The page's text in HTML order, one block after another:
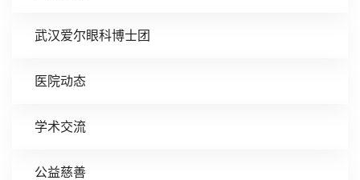
武汉爱尔眼科博士团
医院动态
学术交流
公益慈善